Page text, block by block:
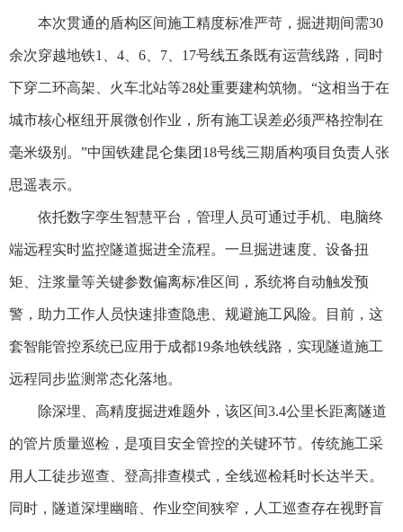
本次贯通的盾构区间施工精度标准严苛，掘进期间需30
余次穿越地铁1、4、6、7、17号线五条既有运营线路，同时
下穿二环高架、火车北站等28处重要建构筑物。“这相当于在
城市核心枢纽开展微创作业，所有施工误差必须严格控制在
毫米级别。”中国铁建昆仑集团18号线三期盾构项目负责人张
思遥表示。
依托数字孪生智慧平台，管理人员可通过手机、电脑终
端远程实时监控隧道掘进全流程。一旦掘进速度、设备扭
矩、注浆量等关键参数偏离标准区间，系统将自动触发预
警，助力工作人员快速排查隐患、规避施工风险。目前，这
套智能管控系统已应用于成都19条地铁线路，实现隧道施工
远程同步监测常态化落地。
除深埋、高精度掘进难题外，该区间3.4公里长距离隧道
的管片质量巡检，是项目安全管控的关键环节。传统施工采
用人工徒步巡查、登高排查模式，全线巡检耗时长达半天。
同时，隧道深埋幽暗、作业空间狭窄，人工巡查存在视野盲